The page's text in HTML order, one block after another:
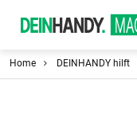
Home DEINHANDY hilft